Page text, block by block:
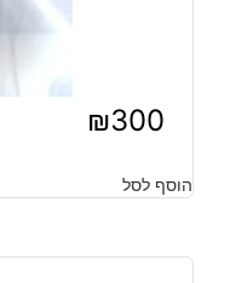
₪300
הוסף לסל